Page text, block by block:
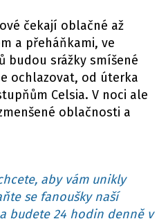
čekají oblačné až
a přeháňkami, ve
budou srážky smíšené
ochlazovat, od úterka
Celsia. V noci ale
oblačnosti a
aby vám unikly
se fanoušky naší
budete 24 hodin denně v